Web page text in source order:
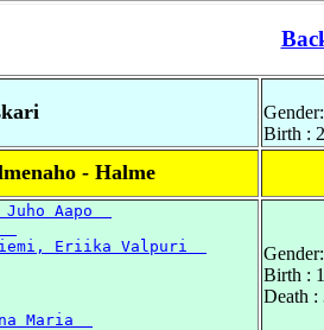
Birth :
- Halme
Juho Aapo
Eriika Valpuri
Maria
Birth :
Death :